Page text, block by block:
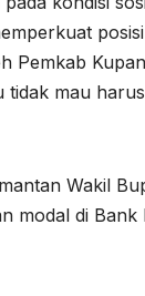
Pemkab
mau
Wakil
modal di